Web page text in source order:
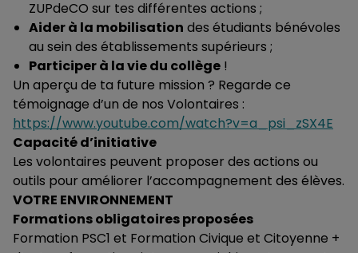
ZUPdeCO sur tes différentes actions ;
Aider à la mobilisation des étudiants bénévoles
au sein des établissements supérieurs ;
Participer à la vie du collège !
Un aperçu de ta future mission ? Regarde ce
témoignage d’un de nos Volontaires :
https://www.youtube.com/watch?v=a_psi_zSX4E
Capacité d’initiative
Les volontaires peuvent proposer des actions ou
outils pour améliorer l’accompagnement des élèves.
VOTRE ENVIRONNEMENT
Formations obligatoires proposées
Formation PSC1 et Formation Civique et Citoyenne +